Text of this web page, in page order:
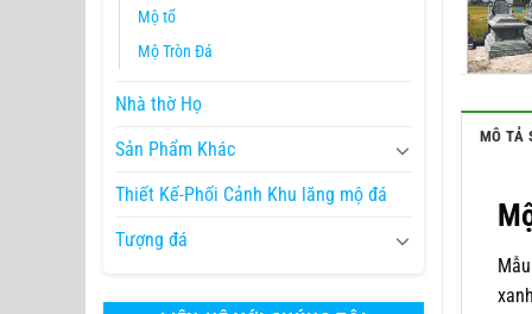
Mộ tổ
Mộ Tròn Đá
Nhà thờ Họ
Sản Phẩm Khác
Thiết Kế-Phối Cảnh Khu lăng mộ đá
Tượng đá
MÔ TẢ